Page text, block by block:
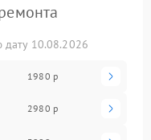
10.08.2026
1980 р
2980 р